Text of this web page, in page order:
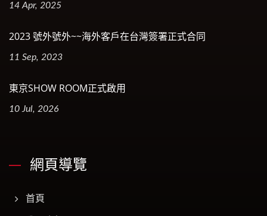
14 Apr, 2025
2023 號外號外~~海外客戶在台灣簽署正式合同
11 Sep, 2023
東京SHOW ROOM正式啟用
10 Jul, 2026
網頁導覽
首頁